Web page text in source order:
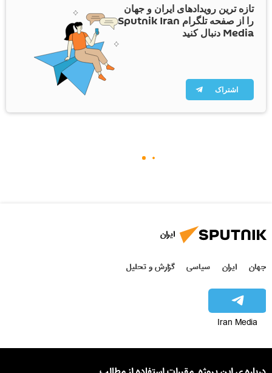
تازه ترین رویدادهای ایران و جهان
را از صفحه تلگرام Sputnik Iran
Media دنبال کنید
اشتراک
ایران
جهان ایران سیاسی گزارش و تحلیل
Iran Media